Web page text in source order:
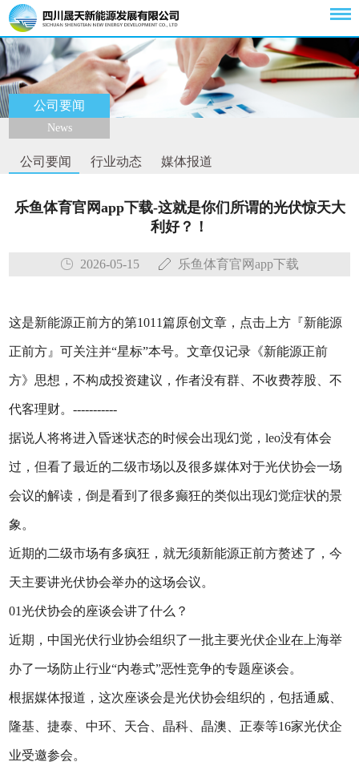
公司要闻
News
公司要闻 行业动态 媒体报道
乐鱼体育官网app下载-这就是你们所谓的光伏惊天大
利好？！
2026-05-15 乐鱼体育官网app下载
这是新能源正前方的第1011篇原创文章，点击上方『新能源
正前方』可关注并“星标”本号。文章仅记录《新能源正前
方》思想，不构成投资建议，作者没有群、不收费荐股、不
代客理财。-----------
据说人将将进入昏迷状态的时候会出现幻觉，leo没有体会
过，但看了最近的二级市场以及很多媒体对于光伏协会一场
会议的解读，倒是看到了很多癫狂的类似出现幻觉症状的景
象。
近期的二级市场有多疯狂，就无须新能源正前方赘述了，今
天主要讲光伏协会举办的这场会议。
01光伏协会的座谈会讲了什么？
近期，中国光伏行业协会组织了一批主要光伏企业在上海举
办了一场防止行业“内卷式”恶性竞争的专题座谈会。
根据媒体报道，这次座谈会是光伏协会组织的，包括通威、
隆基、捷泰、中环、天合、晶科、晶澳、正泰等16家光伏企
业受邀参会。